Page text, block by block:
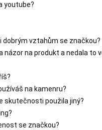
youtube?
dobrým vztahům se značkou?
názor na produkt a nedala to
na kamenru?
skutečnosti použila jiný?
se značkou?